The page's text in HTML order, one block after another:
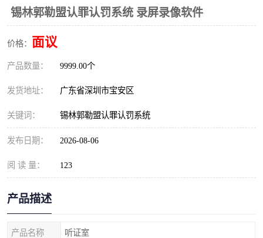
锡林郭勒盟认罪认罚系统 录屏录像软件
价格： 面议
产品数量： 9999.00个
发货地址： 广东省深圳市宝安区
关键词： 锡林郭勒盟认罪认罚系统
发布日期： 2026-08-06
阅 读 量： 123
产品描述
产品名称 听证室